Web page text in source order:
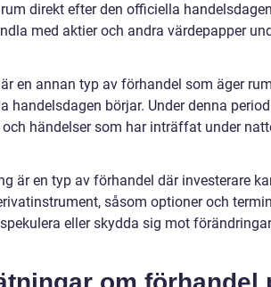
direkt efter den officiella
med aktier och andra värdepapper
en annan typ av förhandel som äger
handelsdagen börjar. Under denna
händelser som har inträffat under
är en typ av förhandel där investerare
såsom optioner och
eller skydda sig mot